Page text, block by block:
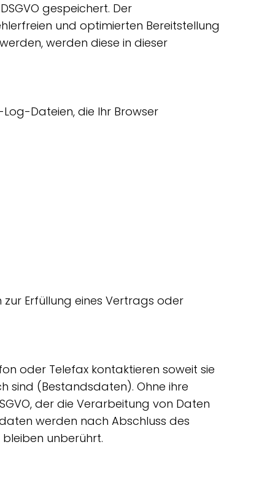
gespeichert. Der
und optimierten Bereitstellung
werden diese in dieser
Dateien, die Ihr Browser
Erfüllung eines Vertrags oder
oder Telefax kontaktieren soweit sie
sind (Bestandsdaten). Ohne ihre
der die Verarbeitung von Daten
werden nach Abschluss des
unberührt.